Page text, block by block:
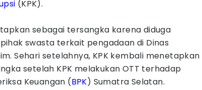
(KPK).
sebagai tersangka karena diduga
swasta terkait pengadaan di Dinas
Sehari setelahnya, KPK kembali menetapkan
setelah KPK melakukan OTT terhadap
Keuangan (BPK) Sumatra Selatan.